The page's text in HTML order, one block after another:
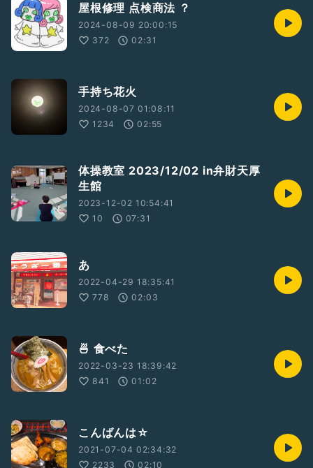
屋根修理 点検商法 ？
2024-08-09 20:00:15
372
02:31
手持ち花火
2024-08-07 01:08:11
1234
02:55
体操教室 2023/12/02 in弁財天厚
生館
2023-12-02 10:54:41
10
07:31
あ
2022-04-29 18:35:41
778
02:03
🍜 食べた
2022-03-23 18:39:42
841
01:02
こんばんは☆
2021-07-04 02:34:32
2233
02:10